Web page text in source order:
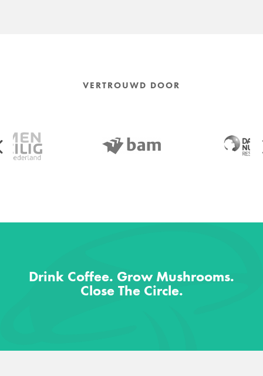
VERTROUWD DOOR
Drink Coffee. Grow Mushrooms.
Close The Circle.